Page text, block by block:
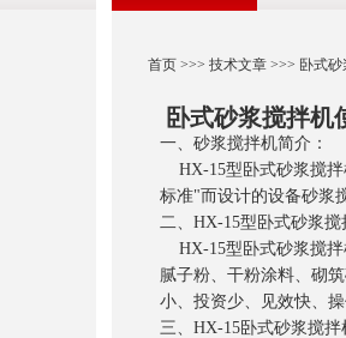
首页>>> 技术文章>>> 卧式砂
卧式砂浆搅拌机
一、砂浆搅拌机简介：
HX-15型卧式砂浆搅
标准"而设计的设备砂浆
二、HX-15型卧式砂浆
HX-15型卧式砂浆搅
腻子粉、干粉涂料、砌
小、投资少、见效快、
三、 HX-15卧式砂浆搅